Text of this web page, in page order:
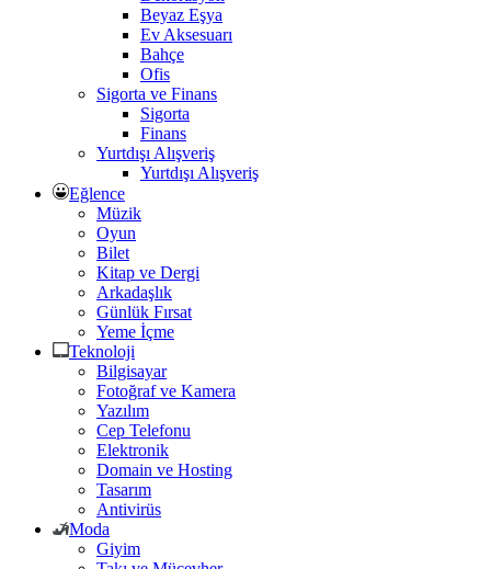
Beyaz Eşya
Ev Aksesuarı
Bahçe
Ofis
Sigorta ve Finans
Sigorta
Finans
Yurtdışı Alışveriş
Yurtdışı Alışveriş
Eğlence
Müzik
Oyun
Bilet
Kitap ve Dergi
Arkadaşlık
Günlük Fırsat
Yeme İçme
Teknoloji
Bilgisayar
Fotoğraf ve Kamera
Yazılım
Cep Telefonu
Elektronik
Domain ve Hosting
Tasarım
Antivirüs
Moda
Giyim